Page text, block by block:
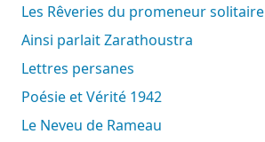
Les Rêveries du promeneur solitaire
Ainsi parlait Zarathoustra
Lettres persanes
Poésie et Vérité 1942
Le Neveu de Rameau